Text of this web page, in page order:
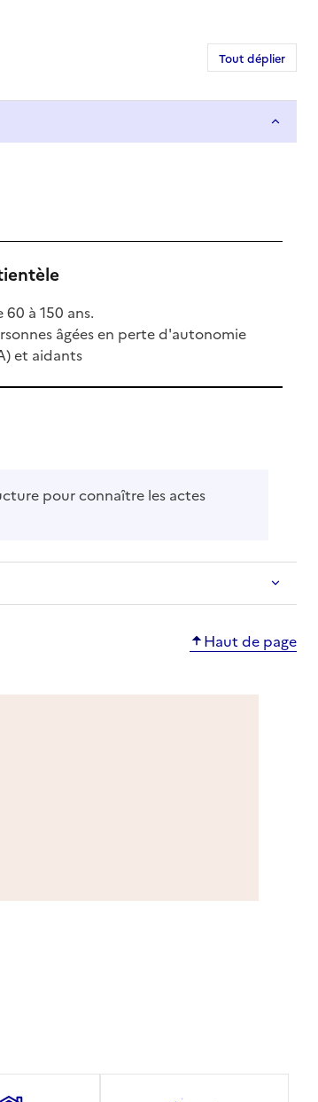
Tout déplier
60 à 150 ans.
âgées en perte d'autonomie
et aidants
pour connaître les actes
Haut de page